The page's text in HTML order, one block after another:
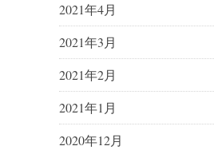
2021年4月
2021年3月
2021年2月
2021年1月
2020年12月